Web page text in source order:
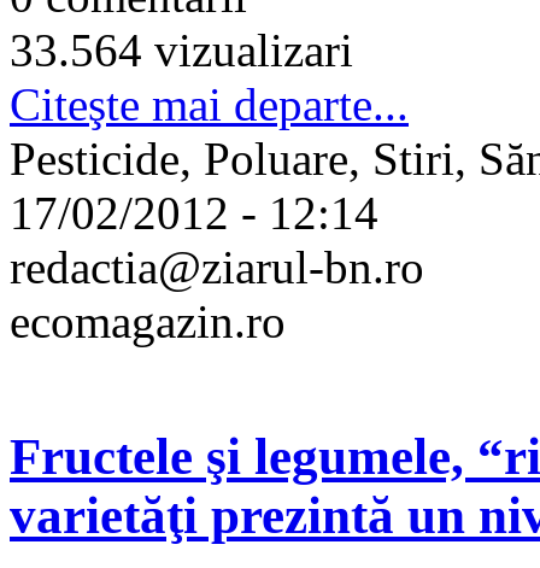
33.564 vizualizari
Citeşte mai departe...
Pesticide, Poluare, Stiri,
17/02/2012 - 12:14
redactia@ziarul-bn.ro
ecomagazin.ro
Fructele şi legumele,
varietăţi prezintă un